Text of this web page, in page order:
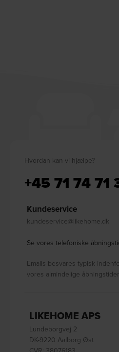
Hvordan kan vi hjælpe?
+45 71 74 71
Kundeservice
kundeservice@likehome.dk
Se vores telefoniske
Emails besvares typisk
vores almindelige
LIKEHOME APS
Lundeborgvej 2
DK-9220 Aalborg Øst